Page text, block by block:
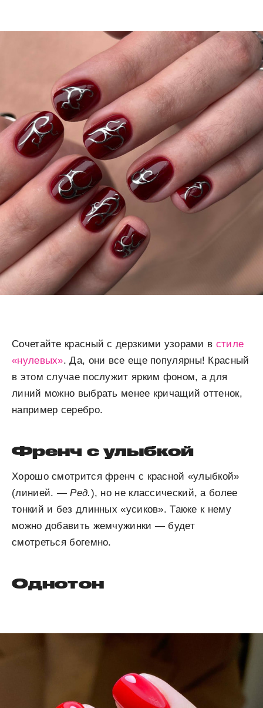
Сочетайте красный с дерзкими узорами в стиле
«нулевых». Да, они все еще популярны! Красный
в этом случае послужит ярким фоном, а для
линий можно выбрать менее кричащий оттенок,
например серебро.
Френч с улыбкой
Хорошо смотрится френч с красной «улыбкой»
(линией. — Ред.), но не классический, а более
тонкий и без длинных «усиков». Также к нему
можно добавить жемчужинки — будет
смотреться богемно.
Однотон